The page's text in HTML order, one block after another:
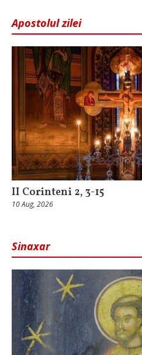
Apostolul zilei
II Corinteni 2, 3-15
10 Aug, 2026
Sinaxar